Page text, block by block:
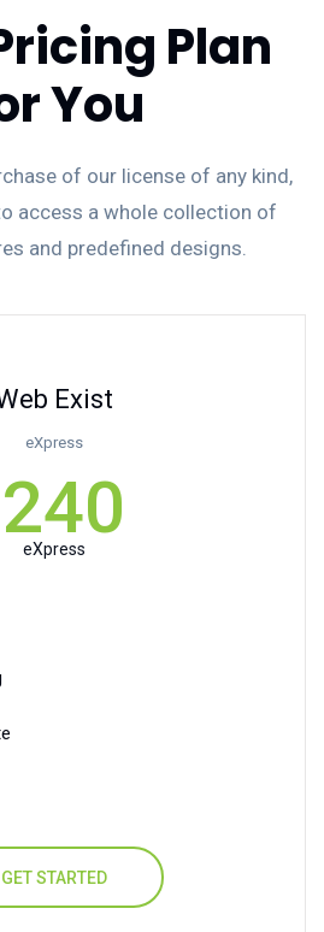
Plan
You
of our license of any kind,
access a whole collection of
and predefined designs.
Exist
eXpress
240
eXpress
GET STARTED